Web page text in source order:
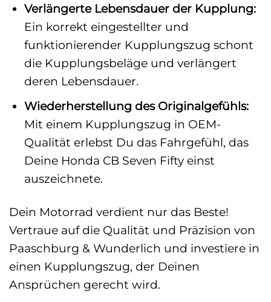
Verlängerte Lebensdauer der Kupplung:
Ein korrekt eingestellter und
funktionierender Kupplungszug schont
die Kupplungsbeläge und verlängert
deren Lebensdauer.
Wiederherstellung des Originalgefühls:
Mit einem Kupplungszug in OEM-
Qualität erlebst Du das Fahrgefühl, das
Deine Honda CB Seven Fifty einst
auszeichnete.
Dein Motorrad verdient nur das Beste!
Vertraue auf die Qualität und Präzision von
Paaschburg & Wunderlich und investiere in
einen Kupplungszug, der Deinen
Ansprüchen gerecht wird.